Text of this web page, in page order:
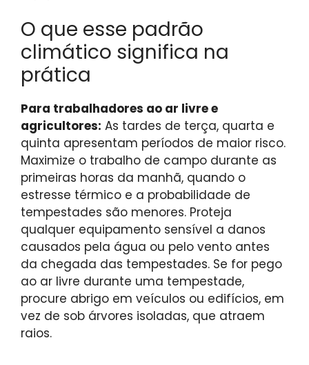
O que esse padrão
climático significa na
prática
Para trabalhadores ao ar livre e
agricultores: As tardes de terça, quarta e
quinta apresentam períodos de maior risco.
Maximize o trabalho de campo durante as
primeiras horas da manhã, quando o
estresse térmico e a probabilidade de
tempestades são menores. Proteja
qualquer equipamento sensível a danos
causados ​​pela água ou pelo vento antes
da chegada das tempestades. Se for pego
ao ar livre durante uma tempestade,
procure abrigo em veículos ou edifícios, em
vez de sob árvores isoladas, que atraem
raios.